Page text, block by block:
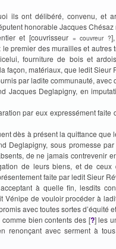
ils ont délibéré, convenu, et
honorable Jacques
et [couvrisseur = couvreur ?
le premier des murailles et
fourniture de bois et
façon, matériaux, que ledit
par ladite communauté,
Jacques Deglapigny, en
par eux expressément faite
dès à présent la quittance
Deglapigny, sous promesse
de ne jamais contrevenir
de leurs biens, et de ceux
faite par ledit Sieur
à quelle fin, lesdits
Vénipe de vouloir procéder à
avec toutes sortes d’équité
comme bien contents des [?] les
renonçant avec serment à